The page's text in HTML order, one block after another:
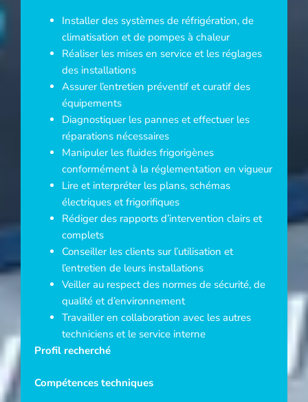
Installer des systèmes de réfrigération, de
climatisation et de pompes à chaleur
Réaliser les mises en service et les réglages
des installations
Assurer l’entretien préventif et curatif des
équipements
Diagnostiquer les pannes et effectuer les
réparations nécessaires
Manipuler les fluides frigorigènes
conformément à la réglementation en vigueur
Lire et interpréter les plans, schémas
électriques et frigorifiques
Rédiger des rapports d’intervention clairs et
complets
Conseiller les clients sur l’utilisation et
l’entretien de leurs installations
Veiller au respect des normes de sécurité, de
qualité et d’environnement
Travailler en collaboration avec les autres
techniciens et le service interne
Profil recherché
Compétences techniques